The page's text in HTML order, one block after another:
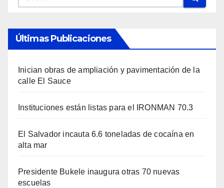
Últimas Publicaciones
Inician obras de ampliación y pavimentación de la
calle El Sauce
Instituciones están listas para el IRONMAN 70.3
El Salvador incauta 6.6 toneladas de cocaína en
alta mar
Presidente Bukele inaugura otras 70 nuevas
escuelas